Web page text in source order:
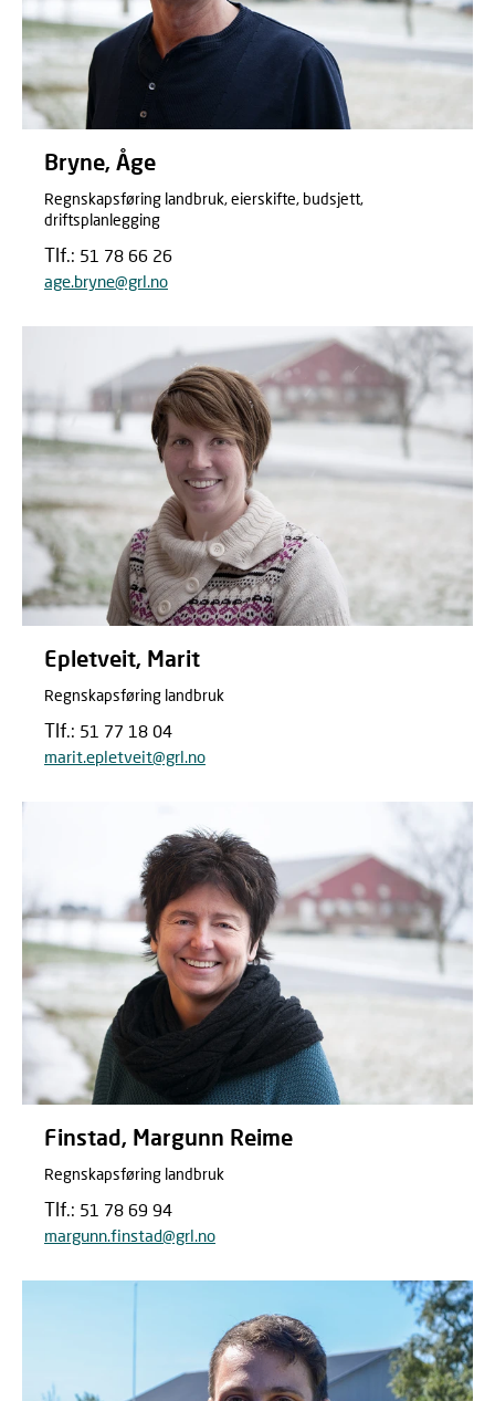
Bryne, Åge
Regnskapsføring landbruk, eierskifte, budsjett,
driftsplanlegging
Tlf.: 51 78 66 26
age.bryne@grl.no
Epletveit, Marit
Regnskapsføring landbruk
Tlf.: 51 77 18 04
marit.epletveit@grl.no
Finstad, Margunn Reime
Regnskapsføring landbruk
Tlf.: 51 78 69 94
margunn.finstad@grl.no